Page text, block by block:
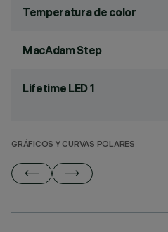
Temperatura de color
MacAdam Step
Lifetime LED 1
GRÁFICOS Y CURVAS POLARES